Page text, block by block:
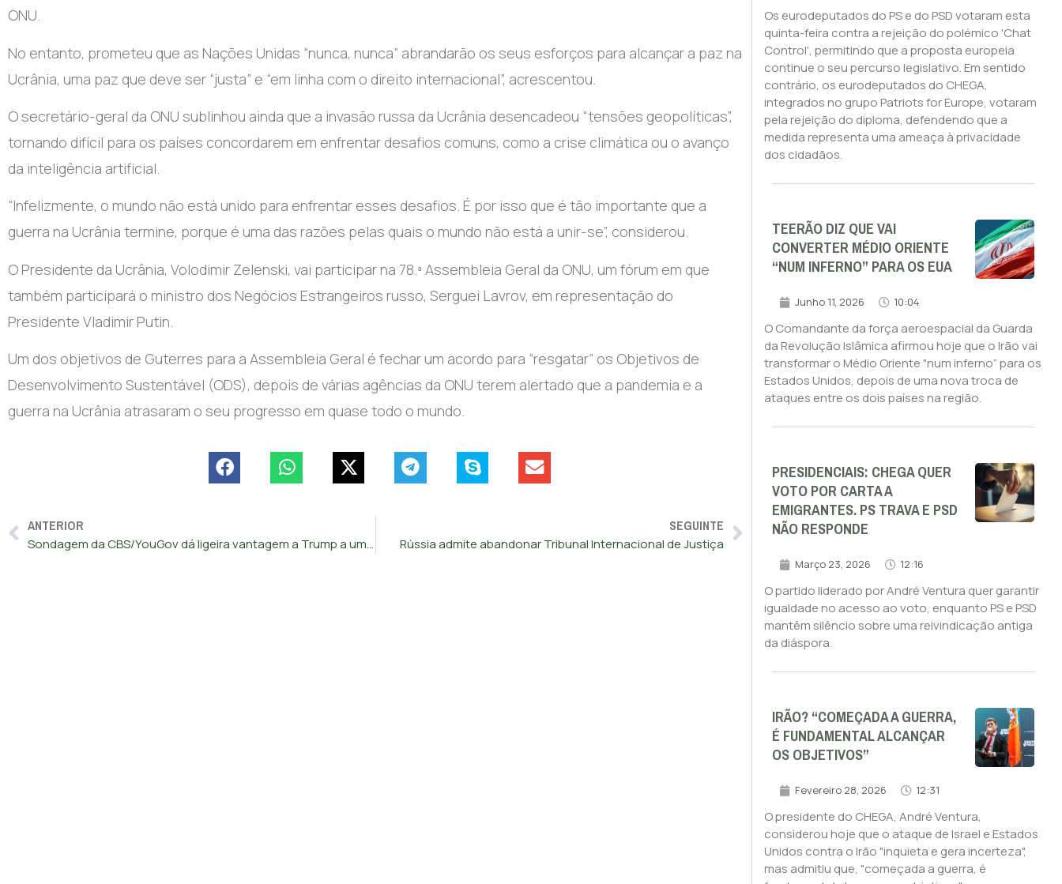
ONU.
No entanto, prometeu que as Nações Unidas “nunca, nunca” abrandarão os seus esforços para alcançar a paz na
Ucrânia, uma paz que deve ser “justa” e “em linha com o direito internacional”, acrescentou.
O secretário-geral da ONU sublinhou ainda que a invasão russa da Ucrânia desencadeou “tensões geopolíticas”,
tornando difícil para os países concordarem em enfrentar desafios comuns, como a crise climática ou o avanço
da inteligência artificial.
“Infelizmente, o mundo não está unido para enfrentar esses desafios. É por isso que é tão importante que a
guerra na Ucrânia termine, porque é uma das razões pelas quais o mundo não está a unir-se”, considerou.
O Presidente da Ucrânia, Volodimir Zelenski, vai participar na 78.ª Assembleia Geral da ONU, um fórum em que
também participará o ministro dos Negócios Estrangeiros russo, Serguei Lavrov, em representação do
Presidente Vladimir Putin.
Um dos objetivos de Guterres para a Assembleia Geral é fechar um acordo para “resgatar” os Objetivos de
Desenvolvimento Sustentável (ODS), depois de várias agências da ONU terem alertado que a pandemia e a
guerra na Ucrânia atrasaram o seu progresso em quase todo o mundo.
ANTERIOR
Sondagem da CBS/YouGov dá ligeira vantagem a Trump a um ano das eleições
SEGUINTE
Rússia admite abandonar Tribunal Internacional de Justiça
Os eurodeputados do PS e do PSD votaram esta
quinta-feira contra a rejeição do polémico 'Chat
Control', permitindo que a proposta europeia
continue o seu percurso legislativo. Em sentido
contrário, os eurodeputados do CHEGA,
integrados no grupo Patriots for Europe, votaram
pela rejeição do diploma, defendendo que a
medida representa uma ameaça à privacidade
dos cidadãos.
TEERÃO DIZ QUE VAI
CONVERTER MÉDIO ORIENTE
“NUM INFERNO” PARA OS EUA
Junho 11, 2026 10:04
O Comandante da força aeroespacial da Guarda
da Revolução Islâmica afirmou hoje que o Irão vai
transformar o Médio Oriente "num inferno” para os
Estados Unidos, depois de uma nova troca de
ataques entre os dois países na região.
PRESIDENCIAIS: CHEGA QUER
VOTO POR CARTA A
EMIGRANTES. PS TRAVA E PSD
NÃO RESPONDE
Março 23, 2026 12:16
O partido liderado por André Ventura quer garantir
igualdade no acesso ao voto, enquanto PS e PSD
mantêm silêncio sobre uma reivindicação antiga
da diáspora.
IRÃO? “COMEÇADA A GUERRA,
É FUNDAMENTAL ALCANÇAR
OS OBJETIVOS”
Fevereiro 28, 2026 12:31
O presidente do CHEGA, André Ventura,
considerou hoje que o ataque de Israel e Estados
Unidos contra o Irão "inquieta e gera incerteza",
mas admitiu que, "começada a guerra, é